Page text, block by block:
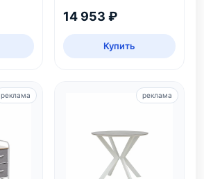
14 953 ₽
Купить
реклама реклама